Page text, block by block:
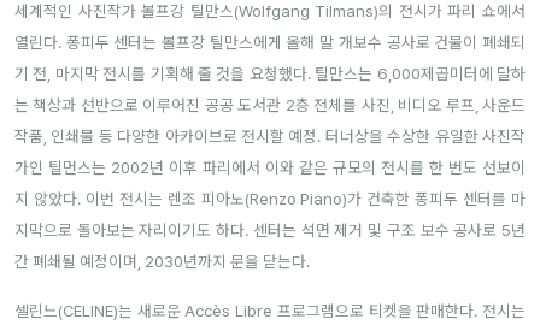
세계적인 사진작가 볼프강 틸만스(Wolfgang Tilmans)의 전시가 파리 쇼에서
열린다. 퐁피두 센터는 볼프강 틸만스에게 올해 말 개보수 공사로 건물이 폐쇄되
기 전, 마지막 전시를 기획해 줄 것을 요청했다. 틸만스는 6,000제곱미터에 달하
는 책상과 선반으로 이루어진 공공 도서관 2층 전체를 사진, 비디오 루프, 사운드
작품, 인쇄물 등 다양한 아카이브로 전시할 예정. 터너상을 수상한 유일한 사진작
가인 틸먼스는 2002년 이후 파리에서 이와 같은 규모의 전시를 한 번도 선보이
지 않았다. 이번 전시는 렌조 피아노(Renzo Piano)가 건축한 퐁피두 센터를 마
지막으로 돌아보는 자리이기도 하다. 센터는 석면 제거 및 구조 보수 공사로 5년
간 폐쇄될 예정이며, 2030년까지 문을 닫는다.
셀린느(CELINE)는 새로운 Accès Libre 프로그램으로 티켓을 판매한다. 전시는